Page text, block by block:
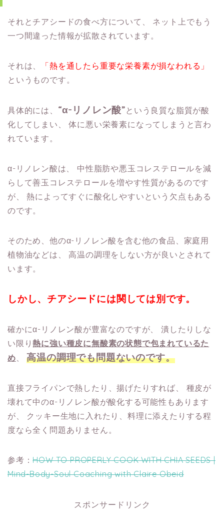
それとチアシードの食べ方について、
ネット上でもう
一つ間違った情報が拡散されています。
それは、
「熱を通したら重要な栄養素が損なわれる」
というものです。
具体的には、 “α-リノレン酸” という良質な脂質が酸
化してしまい、
体に悪い栄養素になってしまうと言わ
れています。
α-リノレン酸は、
中性脂肪や悪玉コレステロールを減
らして善玉コレステロールを増やす性質があるのです
が、
熱によってすぐに酸化しやすいという欠点もある
のです。
そのため、他のα-リノレン酸を含む他の食品、家庭用
植物油などは、
高温の調理をしない方が良いとされて
います。
しかし、チアシードには関しては別です。
確かにα-リノレン酸が豊富なのですが、
潰したりしな
い限り熱に強い種皮に無酸素の状態で包まれているた
め、 高温の調理でも問題ないのです。
直接フライパンで熱したり、揚げたりすれば、
種皮が
壊れて中のα-リノレン酸が酸化する可能性もあります
が、
クッキー生地に入れたり、料理に添えたりする程
度なら全く問題ありません。
参考：HOW TO PROPERLY COOK WITH CHIA SEEDS |
Mind-Body-Soul Coaching with Claire Obeid
スポンサードリンク